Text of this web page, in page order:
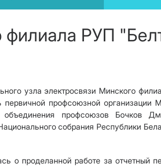
РУП
узла электросвязи Минского
первичной профсоюзной организации
профсоюзов Бочков
собрания Республики
проделанной работе за отчетный